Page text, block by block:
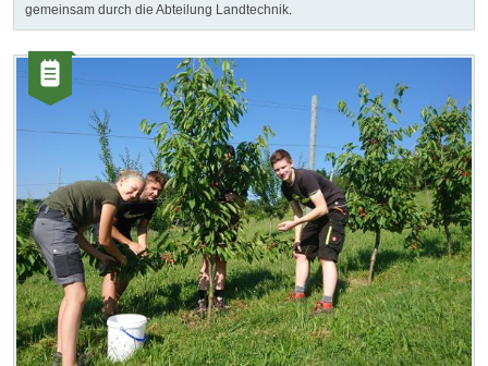
gemeinsam durch die Abteilung Landtechnik.
Kategorie:
Artikel